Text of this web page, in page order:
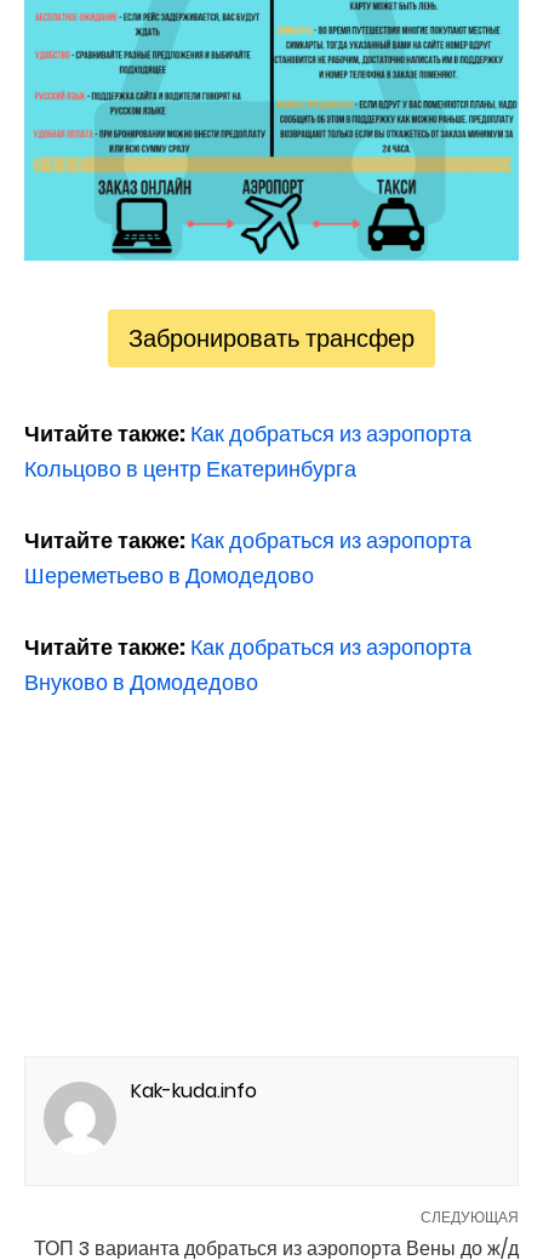
Забронировать трансфер
Читайте также: Как добраться из аэропорта
Кольцово в центр Екатеринбурга
Читайте также: Как добраться из аэропорта
Шереметьево в Домодедово
Читайте также: Как добраться из аэропорта
Внуково в Домодедово
Kak-kuda.info
СЛЕДУЮЩАЯ
ТОП 3 варианта добраться из аэропорта Вены до ж/д